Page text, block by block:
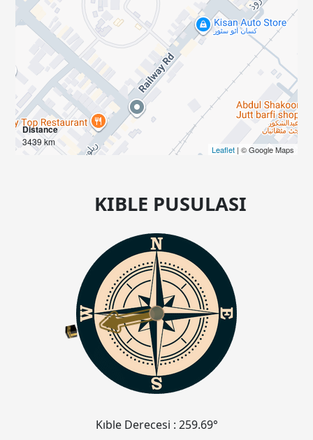
Distance
3439 km
Leaflet| © Google Maps
KIBLE PUSULASI
Kıble Derecesi : 259.69°